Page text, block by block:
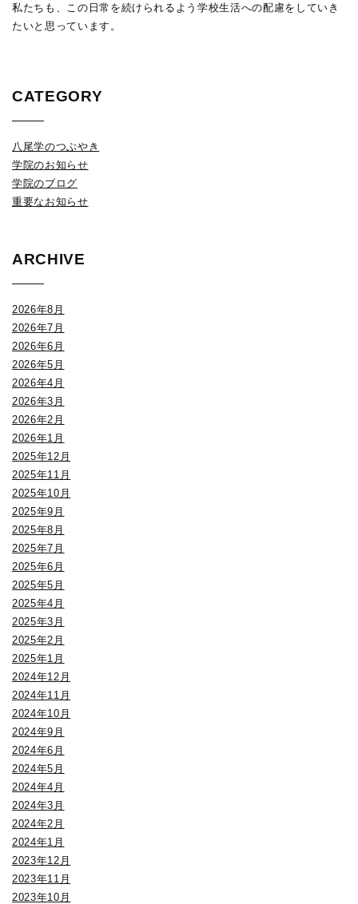
私たちも、この日常を続けられるよう学校生活への配慮をしていき
たいと思っています。
CATEGORY
八尾学のつぶやき
学院のお知らせ
学院のブログ
重要なお知らせ
ARCHIVE
2026年8月
2026年7月
2026年6月
2026年5月
2026年4月
2026年3月
2026年2月
2026年1月
2025年12月
2025年11月
2025年10月
2025年9月
2025年8月
2025年7月
2025年6月
2025年5月
2025年4月
2025年3月
2025年2月
2025年1月
2024年12月
2024年11月
2024年10月
2024年9月
2024年6月
2024年5月
2024年4月
2024年3月
2024年2月
2024年1月
2023年12月
2023年11月
2023年10月